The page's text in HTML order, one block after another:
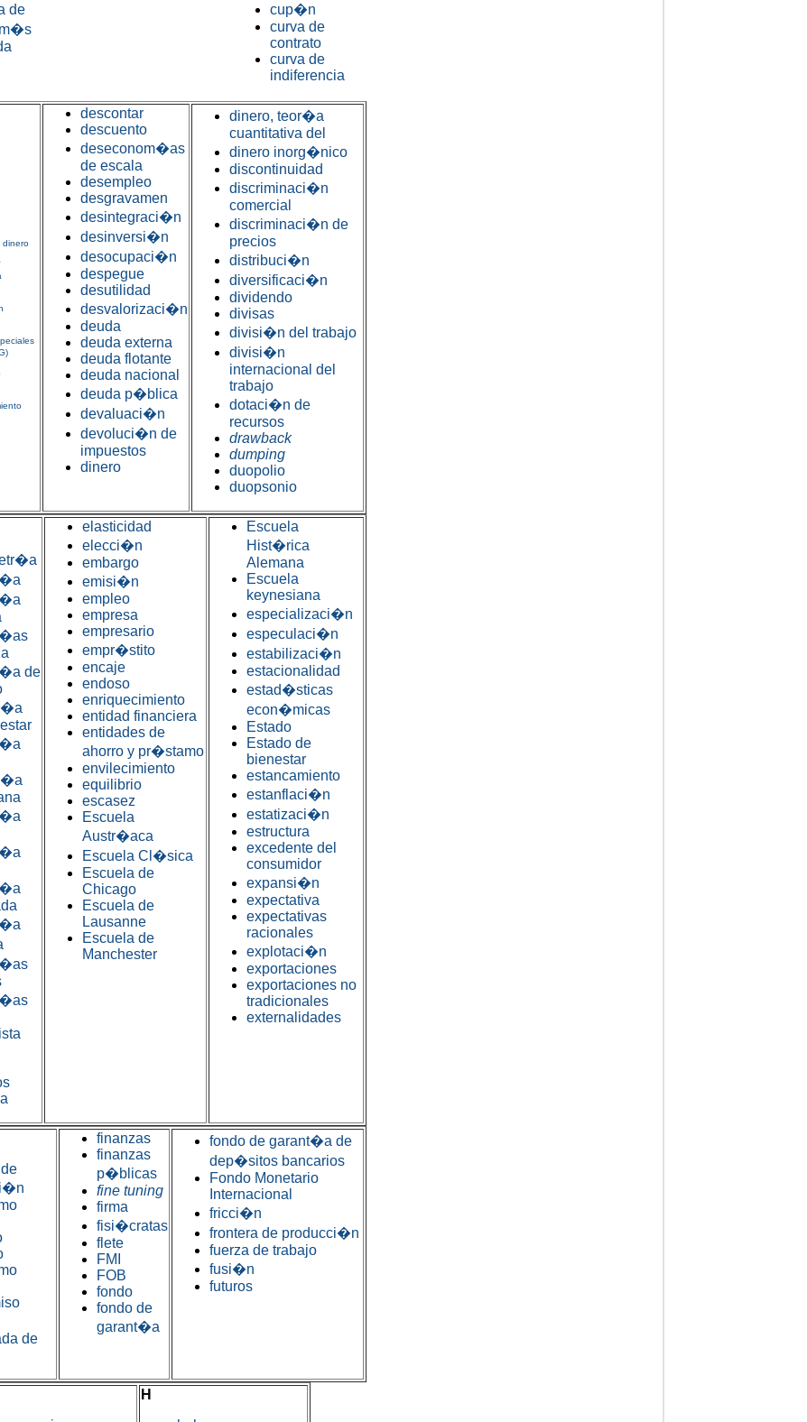
de
cup�n
curva de
contrato
curva de
indiferencia
dinero
descontar
descuento
deseconom�as
de escala
desempleo
desgravamen
desintegraci�n
desinversi�n
desocupaci�n
despegue
desutilidad
desvalorizaci�n
deuda
deuda externa
deuda flotante
deuda nacional
deuda p�blica
devaluaci�n
devoluci�n de
impuestos
dinero
dinero, teor�a
cuantitativa del
dinero inorg�nico
discontinuidad
discriminaci�n
comercial
discriminaci�n de
precios
distribuci�n
diversificaci�n
dividendo
divisas
divisi�n del trabajo
divisi�n
internacional del
trabajo
dotaci�n de
recursos
drawback
dumping
duopolio
duopsonio
de
elasticidad
elecci�n
embargo
emisi�n
empleo
empresa
empresario
empr�stito
encaje
endoso
enriquecimiento
entidad financiera
entidades de
ahorro y pr�stamo
envilecimiento
equilibrio
escasez
Escuela
Austr�aca
Escuela Cl�sica
Escuela de
Chicago
Escuela de
Lausanne
Escuela de
Manchester
Escuela
Hist�rica
Alemana
Escuela
keynesiana
especializaci�n
especulaci�n
estabilizaci�n
estacionalidad
estad�sticas
econ�micas
Estado
Estado de
bienestar
estancamiento
estanflaci�n
estatizaci�n
estructura
excedente del
consumidor
expansi�n
expectativa
expectativas
racionales
explotaci�n
exportaciones
exportaciones no
tradicionales
externalidades
de
finanzas
finanzas
p�blicas
fine tuning
firma
fisi�cratas
flete
FMI
FOB
fondo
fondo de
garant�a
fondo de garant�a de
dep�sitos bancarios
Fondo Monetario
Internacional
fricci�n
frontera de producci�n
fuerza de trabajo
fusi�n
futuros
H